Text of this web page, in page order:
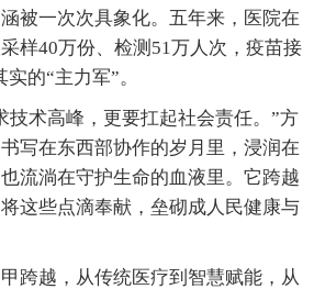
被一次次具象化。五年来，医院在
样40万份、检测51万人次，疫苗接
的“主力军”。
术高峰，更要扛起社会责任。”方
写在东西部协作的岁月里，浸润在
流淌在守护生命的血液里。它跨越
这些点滴奉献，垒砌成人民健康与
越，从传统医疗到智慧赋能，从